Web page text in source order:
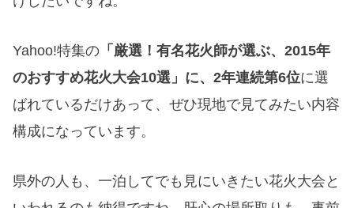
Yahoo!特集の 「厳選！有名花火師が選ぶ、2015年
のおすすめ花火大会10選」に、2年連続第6位に選
ばれているだけあって、ぜひ現地で見てみたい内容
構成になっています。
県外の人も、一泊してでも見にいきたい花火大会と